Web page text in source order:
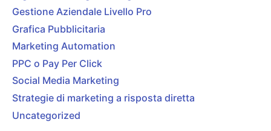
Gestione Aziendale Livello Pro
Grafica Pubblicitaria
Marketing Automation
PPC o Pay Per Click
Social Media Marketing
Strategie di marketing a risposta diretta
Uncategorized